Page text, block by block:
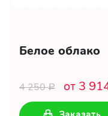
Белое облако
4 250Р от 3